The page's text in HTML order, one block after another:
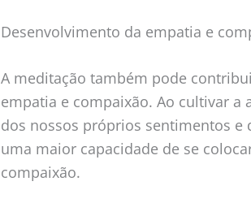
Desenvolvimento da empatia e
A meditação também pode
empatia e compaixão. Ao cultivar a
dos nossos próprios sentimentos
uma maior capacidade de se
compaixão.